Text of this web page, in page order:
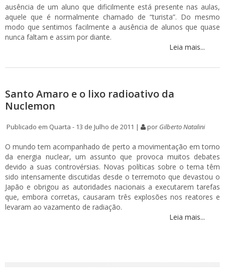
ausência de um aluno que dificilmente está presente nas aulas,
aquele que é normalmente chamado de “turista”. Do mesmo
modo que sentimos facilmente a ausência de alunos que quase
nunca faltam e assim por diante.
Leia mais...
Santo Amaro e o lixo radioativo da
Nuclemon
Publicado em Quarta - 13 de Julho de 2011 | por Gilberto Natalini
O mundo tem acompanhado de perto a movimentação em torno
da energia nuclear, um assunto que provoca muitos debates
devido a suas controvérsias. Novas políticas sobre o tema têm
sido intensamente discutidas desde o terremoto que devastou o
Japão e obrigou as autoridades nacionais a executarem tarefas
que, embora corretas, causaram três explosões nos reatores e
levaram ao vazamento de radiação.
Leia mais...